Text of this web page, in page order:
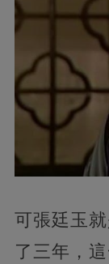
可張廷玉
了三年，